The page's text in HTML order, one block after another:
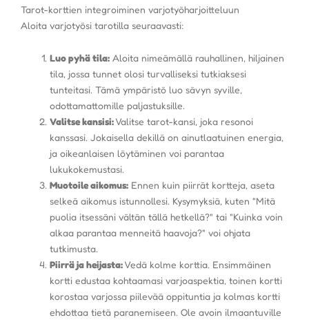
Tarot-korttien integroiminen varjotyöharjoitteluun
Aloita varjotyösi tarotilla seuraavasti:
Luo pyhä tila: Aloita nimeämällä rauhallinen, hiljainen
tila, jossa tunnet olosi turvalliseksi tutkiaksesi
tunteitasi. Tämä ympäristö luo sävyn syville,
odottamattomille paljastuksille.
Valitse kansisi:Valitse tarot-kansi, joka resonoi
kanssasi. Jokaisella dekillä on ainutlaatuinen energia,
ja oikeanlaisen löytäminen voi parantaa
lukukokemustasi.
Muotoile aikomus: Ennen kuin piirrät kortteja, aseta
selkeä aikomus istunnollesi. Kysymyksiä, kuten "Mitä
puolia itsessäni vältän tällä hetkellä?" tai "Kuinka voin
alkaa parantaa menneitä haavoja?" voi ohjata
tutkimusta.
Piirrä ja heijasta:Vedä kolme korttia. Ensimmäinen
kortti edustaa kohtaamasi varjoaspektia, toinen kortti
korostaa varjossa piilevää oppituntia ja kolmas kortti
ehdottaa tietä paranemiseen. Ole avoin ilmaantuville